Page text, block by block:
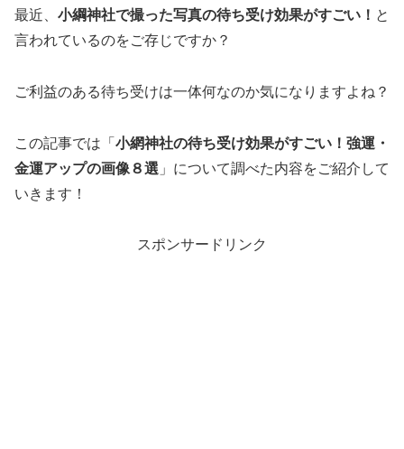
最近、 小綱神社で撮った写真の待ち受け効果がすごい！ と
言われているのをご存じですか？
ご利益のある待ち受けは一体何なのか気になりますよね？
この記事では「 小網神社の待ち受け効果がすごい！強運・
金運アップの画像８選 」について調べた内容をご紹介して
いきます！
スポンサードリンク